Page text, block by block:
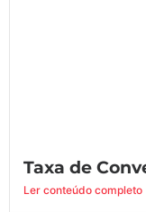
Taxa de
Ler conteúdo completo